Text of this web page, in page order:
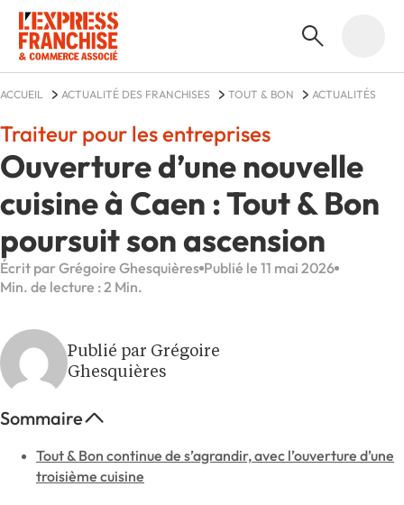
ACCUEIL ACTUALITÉ DES FRANCHISES TOUT & BON ACTUALITÉS
Ouverture d’une nouvelle
cuisine à Caen : Tout & Bon
poursuit son ascension
Traiteur pour les entreprises
Écrit par Grégoire Ghesquières Publié le 11 mai 2026
Min. de lecture : 2 Min.
Publié par Grégoire
Ghesquières
Sommaire
Tout & Bon continue de s’agrandir, avec l’ouverture d’une
troisième cuisine